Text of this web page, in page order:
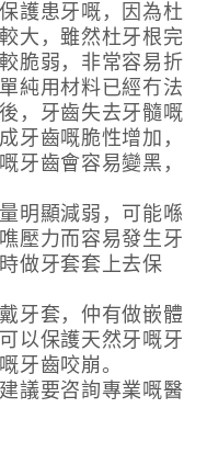
護患牙嘅，因為杜
大，雖然杜牙根完
脆弱，非常容易折
純用材料已經冇法
，牙齒失去牙髓嘅
牙齒嘅脆性增加，
牙齒會容易變黑，
明顯減弱，可能喺
壓力而容易發生牙
做牙套套上去保
牙套，仲有做嵌體
以保護天然牙嘅牙
牙齒咬崩。
議要咨詢專業嘅醫